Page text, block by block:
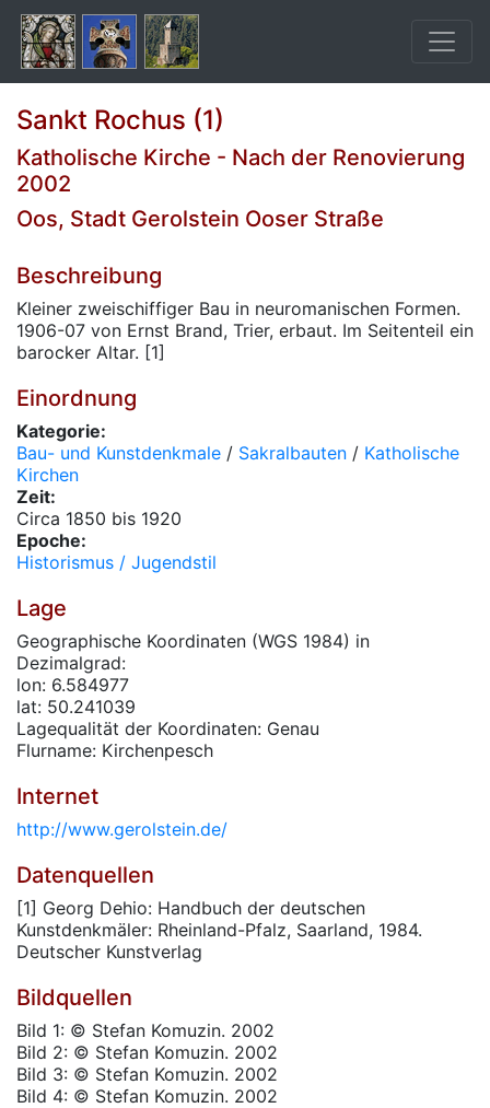
Sankt Rochus (1)
Katholische Kirche - Nach der Renovierung
2002
Oos, Stadt Gerolstein Ooser Straße
Beschreibung
Kleiner zweischiffiger Bau in neuromanischen Formen.
1906-07 von Ernst Brand, Trier, erbaut. Im Seitenteil ein
barocker Altar. [1]
Einordnung
Kategorie:
Bau- und Kunstdenkmale / Sakralbauten / Katholische
Kirchen
Zeit:
Circa 1850 bis 1920
Epoche:
Historismus / Jugendstil
Lage
Geographische Koordinaten (WGS 1984) in
Dezimalgrad:
lon: 6.584977
lat: 50.241039
Lagequalität der Koordinaten: Genau
Flurname: Kirchenpesch
Internet
http://www.gerolstein.de/
Datenquellen
[1] Georg Dehio: Handbuch der deutschen
Kunstdenkmäler: Rheinland-Pfalz, Saarland, 1984.
Deutscher Kunstverlag
Bildquellen
Bild 1: © Stefan Komuzin. 2002
Bild 2: © Stefan Komuzin. 2002
Bild 3: © Stefan Komuzin. 2002
Bild 4: © Stefan Komuzin. 2002